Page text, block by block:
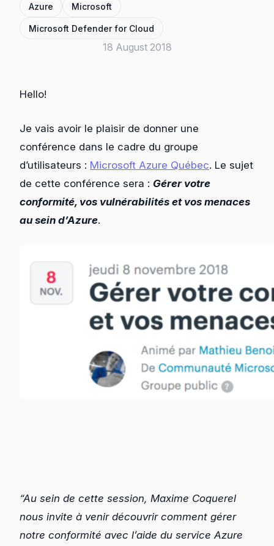
Azure Microsoft
Microsoft Defender for Cloud
18 August 2018
Hello!
Je vais avoir le plaisir de donner une
conférence dans le cadre du groupe
d’utilisateurs : Microsoft Azure Québec. Le sujet
de cette conférence sera : Gérer votre
conformité, vos vulnérabilités et vos menaces
au sein d’Azure.
“Au sein de cette session, Maxime Coquerel
nous invite à venir découvrir comment gérer
notre conformité avec l’aide du service Azure